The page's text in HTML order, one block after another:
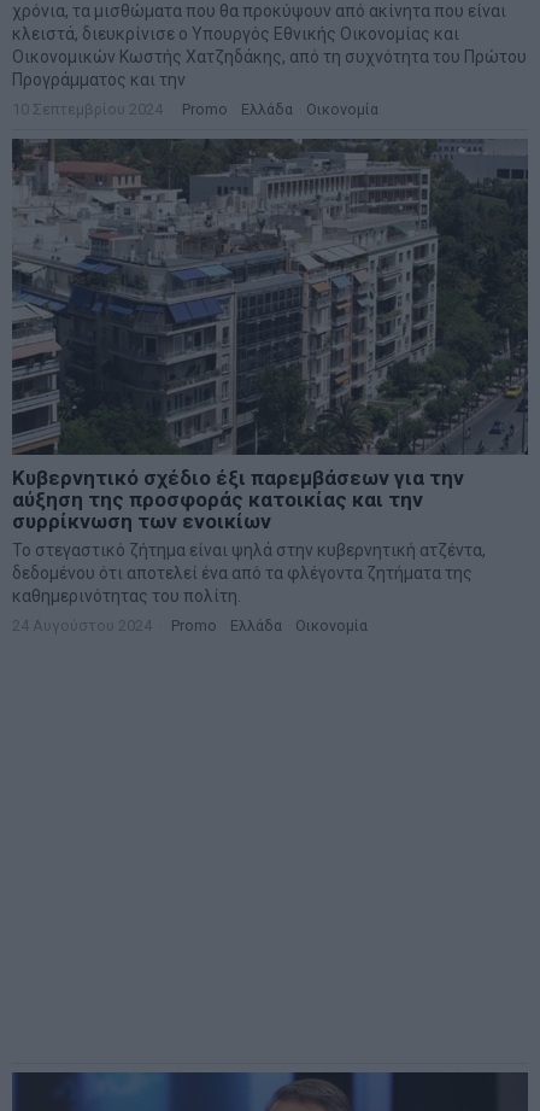
χρόνια, τα μισθώματα που θα προκύψουν από ακίνητα που είναι
κλειστά, διευκρίνισε ο Υπουργός Εθνικής Οικονομίας και
Οικονομικών Κωστής Χατζηδάκης, από τη συχνότητα του Πρώτου
Προγράμματος και την
10 Σεπτεμβρίου 2024 Promo Ελλάδα Οικονομία
Κυβερνητικό σχέδιο έξι παρεμβάσεων για την
αύξηση της προσφοράς κατοικίας και την
συρρίκνωση των ενοικίων
Το στεγαστικό ζήτημα είναι ψηλά στην κυβερνητική ατζέντα,
δεδομένου ότι αποτελεί ένα από τα φλέγοντα ζητήματα της
καθημερινότητας του πολίτη.
24 Αυγούστου 2024 Promo Ελλάδα Οικονομία